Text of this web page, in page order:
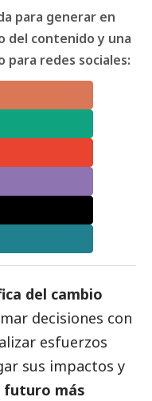
para generar en
del contenido y una
redes sociales:
del cambio
decisiones con
esfuerzos
sus impactos y
futuro más